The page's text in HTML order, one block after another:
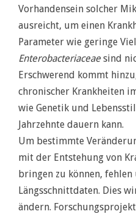
Vorhandensein solcher
ausreicht, um einen
Parameter wie geringe
Enterobacteriaceae sind
Erschwerend kommt
chronischer Krankheiten
wie Genetik und
Jahrzehnte dauern kann.
Um bestimmte
mit der Entstehung von
bringen zu können,
Längsschnittdaten. Dies
ändern.